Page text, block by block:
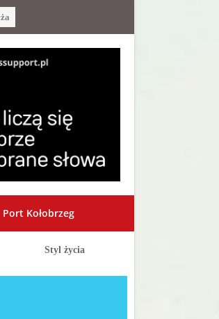
Port Kołobrzeg
Styl życia